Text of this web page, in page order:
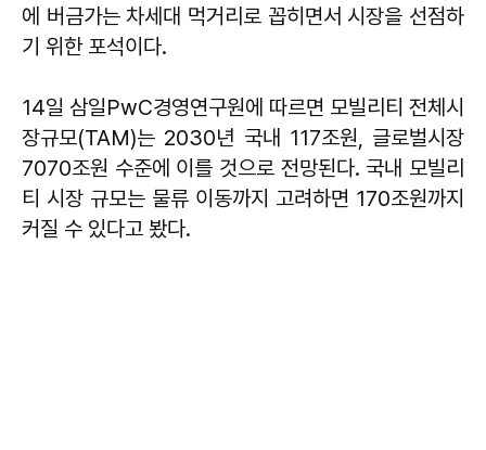
에 버금가는 차세대 먹거리로 꼽히면서 시장을 선점하
기 위한 포석이다.
14일 삼일PwC경영연구원에 따르면 모빌리티 전체시
장규모(TAM)는 2030년 국내 117조원, 글로벌시장
7070조원 수준에 이를 것으로 전망된다. 국내 모빌리
티 시장 규모는 물류 이동까지 고려하면 170조원까지
커질 수 있다고 봤다.